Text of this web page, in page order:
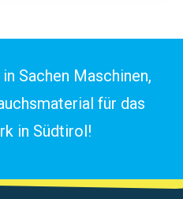
Sachen Maschinen,
für das
in Südtirol!